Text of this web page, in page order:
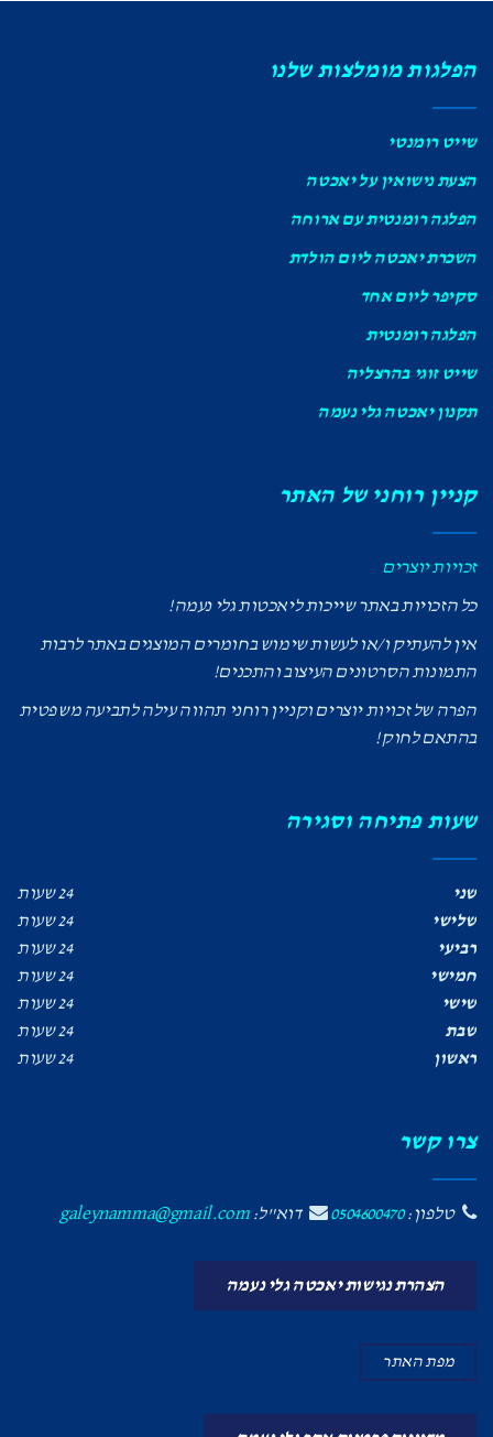
הפלגות מומלצות שלנו
שייט רומנטי
הצעת נישואין על יאכטה
הפלגה רומנטית עם ארוחה
השכרת יאכטה ליום הולדת
סקיפר ליום אחד
הפלגה רומנטית
שייט זוגי בהרצליה
תקנון יאכטה גלי נעמה
קניין רוחני של האתר
זכויות יוצרים
כל הזכויות באתר שייכות ליאכטות גלי נעמה!
אין להעתיק ו/או לעשות שימוש בחומרים המוצגים באתר לרבות
התמונות הסרטונים העיצוב והתכנים!
הפרה של זכויות יוצרים וקניין רוחני תהווה עילה לתביעה משפטית
בהתאם לחוק!
שעות פתיחה וסגירה
שני
24 שעות
שלישי
24 שעות
רביעי
24 שעות
חמישי
24 שעות
שישי
24 שעות
שבת
24 שעות
ראשון
24 שעות
צרו קשר
טלפון:0504600470 דוא"ל:galeynamma@gmail.com
הצהרת נגישות יאכטה גלי נעמה
מפת האתר